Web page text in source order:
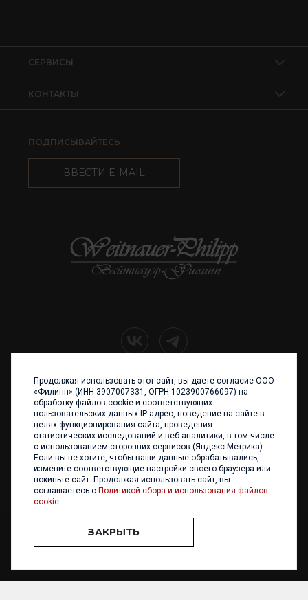
КОНТАКТЫ
СЕРВИСЫ
ПОДПИСЫВАЙТЕСЬ
ВВЕСТИ E-MAIL
+7 (4012) 960 898
236017 Калининград,
ул. Каштановая аллея, 47
Телефон: +7 4012 960 898,
+7 4012 960 856
Написать нам
ООО «ФИЛИПП» © 2013 - 2026. Все права защищены
Разработка и
Продолжая использовать этот сайт, вы даете согласие ООО
«Филипп» (ИНН 3907007331, ОГРН 1023900766097) на
обработку файлов cookie и соответствующих
пользовательских данных IP-адрес, поведение на сайте в
целях функционирования сайта, проведения
статистических исследований и веб-аналитики, в том числе
с использованием сторонних сервисов (Яндекс.Метрика).
Если вы не хотите, чтобы ваши данные обрабатывались,
измените соответствующие настройки своего браузера или
покиньте сайт. Продолжая использовать сайт, вы
соглашаетесь с Политикой сбора и использования файлов
cookie
ЗАКРЫТЬ